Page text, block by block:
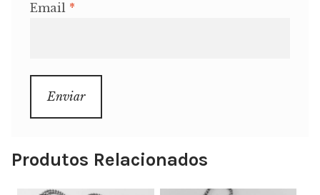
Email *
Produtos Relacionados